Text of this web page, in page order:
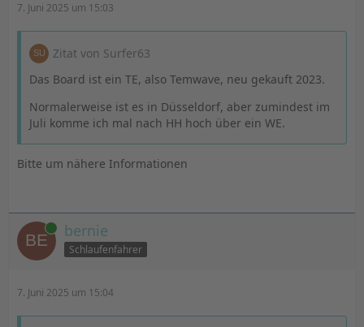
7. Juni 2025 um 15:03
Zitat von Surfer63
Das Board ist ein TE, also Temwave, neu gekauft 2023.
Normalerweise ist es in Düsseldorf, aber zumindest im
Juli komme ich mal nach HH hoch über ein WE.
Bitte um nähere Informationen
Online bernie
Schlaufenfahrer
7. Juni 2025 um 15:04